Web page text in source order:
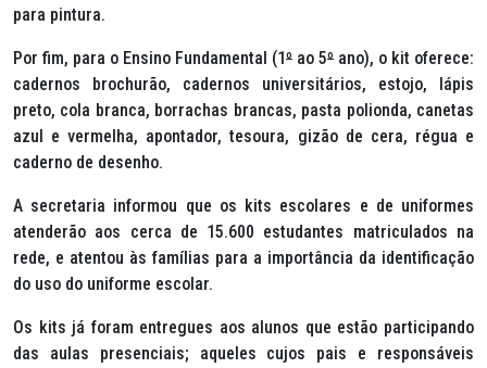
para pintura.
Por fim, para o Ensino Fundamental (1º ao 5º ano), o kit oferece:
cadernos brochurão, cadernos universitários, estojo, lápis
preto, cola branca, borrachas brancas, pasta polionda, canetas
azul e vermelha, apontador, tesoura, gizão de cera, régua e
caderno de desenho.
A secretaria informou que os kits escolares e de uniformes
atenderão aos cerca de 15.600 estudantes matriculados na
rede, e atentou às famílias para a importância da identificação
do uso do uniforme escolar.
Os kits já foram entregues aos alunos que estão participando
das aulas presenciais; aqueles cujos pais e responsáveis